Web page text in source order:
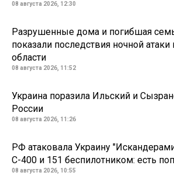
08 августа 2026, 12:30
Разрушенные дома и погибшая
показали последствия ночной
области
08 августа 2026, 11:52
Украина поразила Ильский и
России
08 августа 2026, 11:26
РФ атаковала Украину
С-400 и 151 беспилотником: есть
08 августа 2026, 10:55